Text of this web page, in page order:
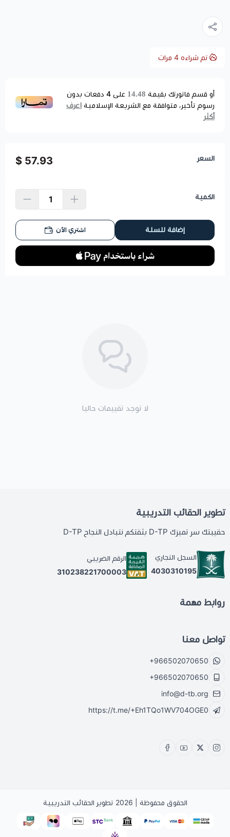
تم شراءه 4 مرات
أو قسم فاتورتك بقيمة 14.48 على 4 دفعات بدون
رسوم تأخير، متوافقة مع الشريعة الإسلامية اعرف
أكثر
السعر 57.93 $
الكمية
إضافة للسلة اشتري الآن
لا توجد تقييمات حاليا
تطوير الحقائب التدريبية
حقيبتك سر تميزك D-TP بثقتكم نتبادل النجاح D-TP
السجل التجاري
4030310195
الرقم الضريبي
310238221700003
روابط مهمة
تواصل معنا
+966502070650
+966502070650
info@d-tb.org
https://t.me/+Eh1TQo1WV704OGE0
الحقوق محفوظة | 2026 تطوير الحقائب التدريبية